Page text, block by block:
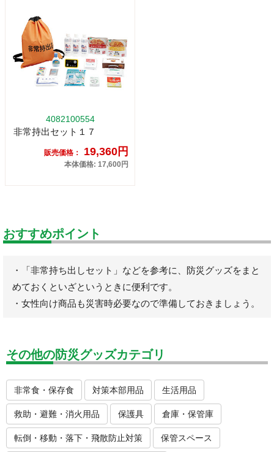
4082100554
非常持出セット１７
販売価格： 19,360円
本体価格: 17,600円
おすすめポイント
・「非常持ち出しセット」などを参考に、防災グッズをまと
めておくといざというときに便利です。
・女性向け商品も災害時必要なので準備しておきましょう。
その他の防災グッズカテゴリ
非常食・保存食 対策本部用品 生活用品
救助・避難・消火用品 保護具 倉庫・保管庫
転倒・移動・落下・飛散防止対策 保管スペース